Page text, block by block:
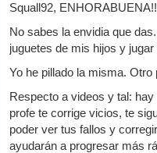
Squall92,
No sabes la envidia que
juguetes de mis hijos y
Yo he pillado la misma.
Respecto a videos y tal:
profe te corrige vicios, te
poder ver tus fallos y
ayudarán a progresar más